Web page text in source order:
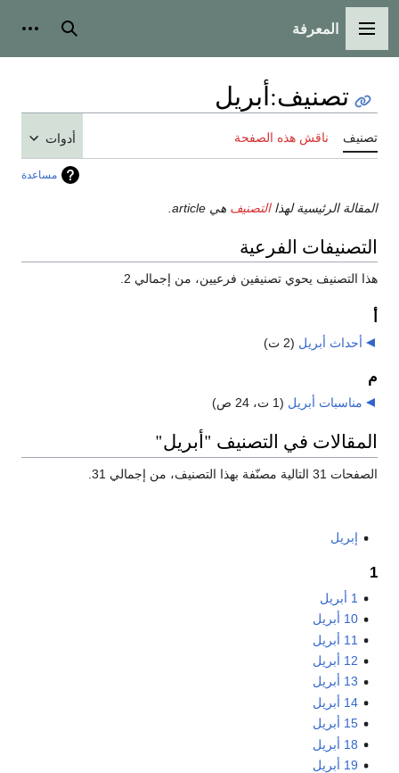
القائمة الرئيسية
المعرفة بحث
تصنيف:أبريل
تصنيف ناقش هذه الصفحة أدوات
مساعدة
المقالة الرئيسية لهذاالتصنيف هي article.
التصنيفات الفرعية
هذا التصنيف يحوي تصنيفين فرعيين، من إجمالي 2.
أحداث أبريل (2 ت)
م
مناسبات أبريل (1 ت، 24 ص)
المقالات في التصنيف "أبريل"
الصفحات 31 التالية مصنّفة بهذا التصنيف، من إجمالي 31.
إبريل
1
1 أبريل
10 أبريل
11 أبريل
12 أبريل
13 أبريل
14 أبريل
15 أبريل
18 أبريل
19 أبريل